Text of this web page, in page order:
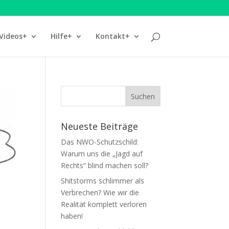
Hilfe+ Kontakt+
Neueste Beiträge
Das NWO-Schutzschild:
Warum uns die „Jagd auf
Rechts“ blind machen soll?
Shitstorms schlimmer als
Verbrechen? Wie wir die
Realität komplett verloren
haben!